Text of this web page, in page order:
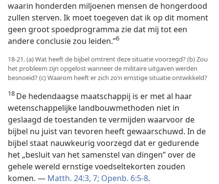
waarin honderden miljoenen mensen de hongerdood
zullen sterven. Ik moet toegeven dat ik op dit moment
geen groot spoedprogramma zie dat mij tot een
andere conclusie zou leiden.”6
18-21. (a) Wat heeft de bijbel omtrent deze situatie voorzegd? (b) Zou
het probleem zijn opgelost wanneer de militaire uitgaven werden
besnoeid? (c) Waarom heeft er zich zo’n ernstige situatie ontwikkeld?
18 De hedendaagse maatschappij is er met al haar
wetenschappelijke landbouwmethoden niet in
geslaagd de toestanden te vermijden waarvoor de
bijbel nu juist van tevoren heeft gewaarschuwd. In de
bijbel staat nauwkeurig voorzegd dat er gedurende
het „besluit van het samenstel van dingen” over de
gehele wereld ernstige voedseltekorten zouden
komen. — Matth. 24:3, 7; Openb. 6:5-8.